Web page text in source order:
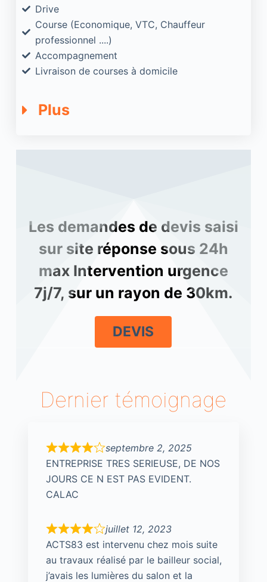
Drive
Course (Economique, VTC, Chauffeur
professionnel ....)
Accompagnement
Livraison de courses à domicile
Plus
Les demandes de devis saisi
sur site réponse sous 24h
max Intervention urgence
7j/7, sur un rayon de 30km.
DEVIS
Dernier témoignage
septembre 2, 2025
ENTREPRISE TRES SERIEUSE, DE NOS
JOURS CE N EST PAS EVIDENT.
CALAC
juillet 12, 2023
ACTS83 est intervenu chez mois suite
au travaux réalisé par le bailleur social,
j’avais les lumières du salon et la